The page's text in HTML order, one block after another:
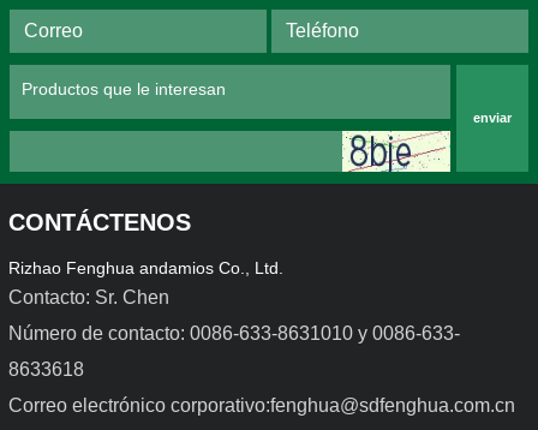
Encofrado de acero para
trabajos ligeros
aluminio
enviar
CONTÁCTENOS
Rizhao Fenghua andamios Co., Ltd.
Contacto: Sr. Chen
Número de contacto: 0086-633-8631010 y 0086-633-
8633618
Correo electrónico corporativo:fenghua@sdfenghua.com.cn